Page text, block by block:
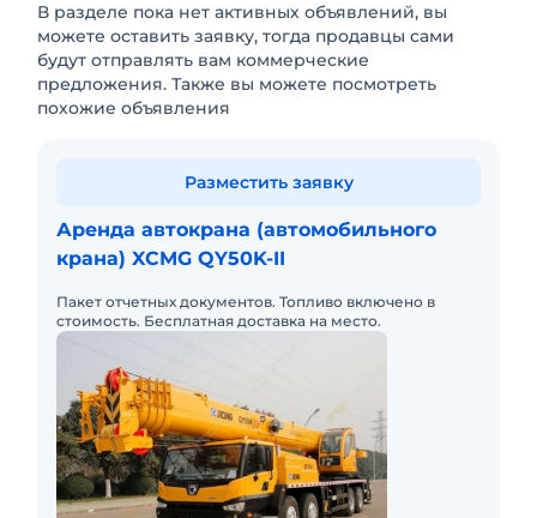
В разделе пока нет активных объявлений, вы
можете оставить заявку, тогда продавцы сами
будут отправлять вам коммерческие
предложения. Также вы можете посмотреть
похожие объявления
Аренда автокрана (автомобильного
крана) XCMG QY50K-II
Пакет отчетных документов. Топливо включено в
стоимость. Бесплатная доставка на место.
Разместить заявку